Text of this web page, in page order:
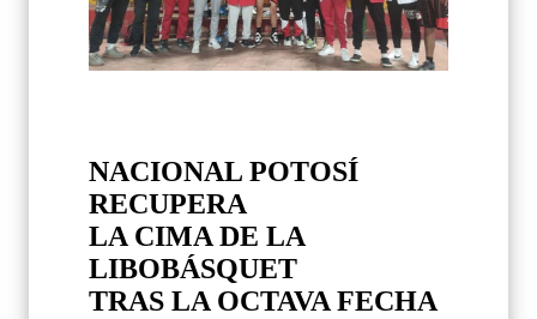
NACIONAL POTOSÍ
RECUPERA
LA CIMA DE LA
LIBOBÁSQUET
TRAS LA OCTAVA FECHA